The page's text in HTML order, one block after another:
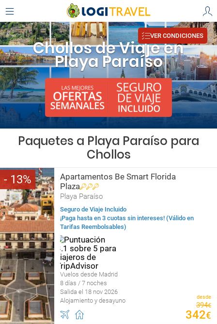
Chollos de Viaje en
Playa Paraíso
VER CONDICIONES
Paquetes a Playa Paraíso para
Chollos
13
Apartamentos Be Smart Florida
Plaza
Playa Paraíso
Seguro de Viaje Incluido
¡Paga hasta en 3 cuotas sin intereses! (Válido en
Tarifas Reembolsables)
Vuelos desde Madrid
8 días / 7 noches
Salida el 18 nov 2026
Alojamiento y desayuno
desde
394€
342€